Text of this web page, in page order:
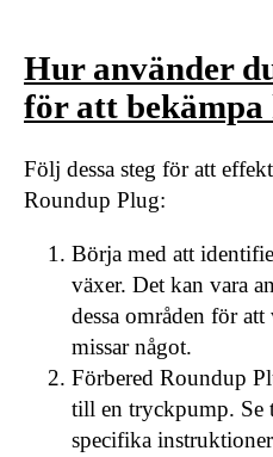
Hur använder
för att
Följ dessa steg för att
Roundup Plug:
Börja med att
växer. Det kan vara
dessa områden för
missar något.
Förbered Roundup
till en tryckpump. Se
specifika